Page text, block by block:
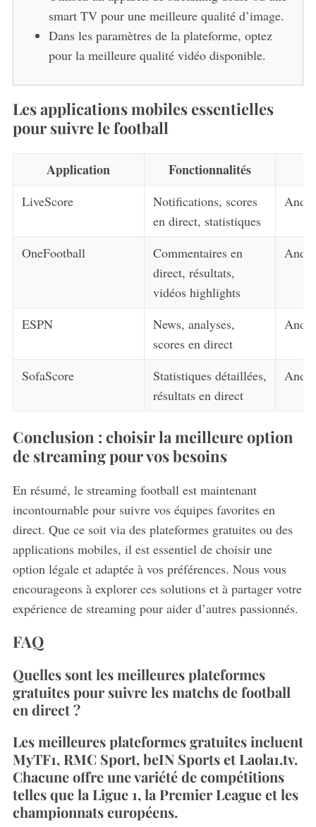
smart TV pour une meilleure qualité d’image.
Dans les paramètres de la plateforme, optez
pour la meilleure qualité vidéo disponible.
Les applications mobiles essentielles
pour suivre le football
Application Fonctionnalités
LiveScore
Notifications, scores
en direct, statistiques
OneFootball
Commentaires en
direct, résultats,
vidéos highlights
ESPN
News, analyses,
scores en direct
SofaScore
Statistiques détaillées,
résultats en direct
Conclusion : choisir la meilleure option
de streaming pour vos besoins
En résumé, le streaming football est maintenant
incontournable pour suivre vos équipes favorites en
direct. Que ce soit via des plateformes gratuites ou des
applications mobiles, il est essentiel de choisir une
option légale et adaptée à vos préférences. Nous vous
encourageons à explorer ces solutions et à partager votre
expérience de streaming pour aider d’autres passionnés.
FAQ
Quelles sont les meilleures plateformes
gratuites pour suivre les matchs de football
en direct ?
Les meilleures plateformes gratuites incluent
MyTF1, RMC Sport, beIN Sports et Laola1.tv.
Chacune offre une variété de compétitions
telles que la Ligue 1, la Premier League et les
championnats européens.
S
e
r
c
h
o
r